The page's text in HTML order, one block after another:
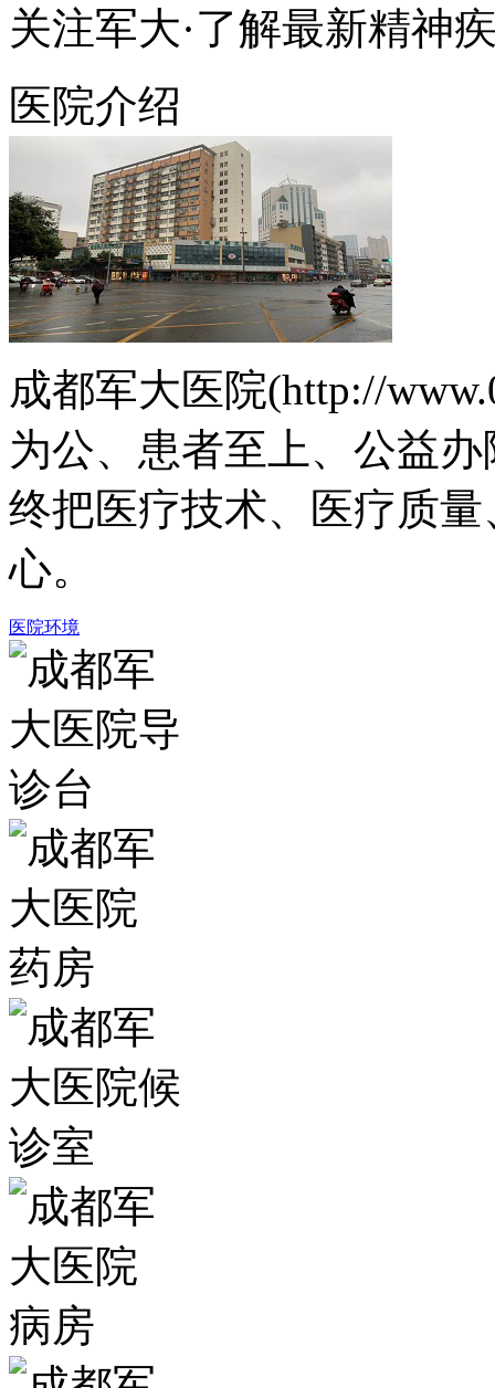
关注军大·了解最新精神
医院介绍
成都军大医院(http://
为公、患者至上、公益
终把医疗技术、医疗质
心。
医院环境